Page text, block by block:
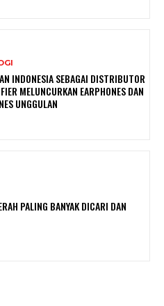
INDONESIA SEBAGAI DISTRIBUTOR
MELUNCURKAN EARPHONES DAN
UNGGULAN
PALING BANYAK DICARI DAN